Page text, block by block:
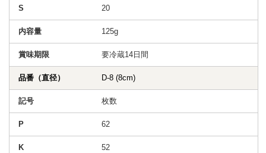
20
125g
要冷蔵14日間
D-8 (8cm)
枚数
62
52